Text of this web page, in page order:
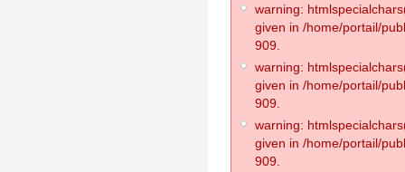
warning:
given in /home/portail/
909.
warning:
given in /home/portail/
909.
warning:
given in /home/portail/
909.